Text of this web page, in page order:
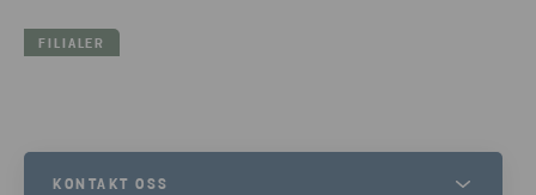
FILIALER
KONTAKT OSS